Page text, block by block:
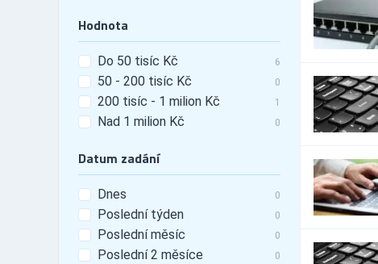
Hodnota
Do 50 tisíc Kč 6
50 - 200 tisíc Kč 0
200 tisíc - 1 milion Kč 1
Nad 1 milion Kč 0
Datum zadání
Dnes 0
Poslední týden 0
Poslední měsíc 0
Poslední 2 měsíce 0